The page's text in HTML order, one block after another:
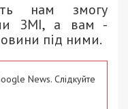
нам змогу
ЗМІ, а вам -
під ними.
News. Слідкуйте